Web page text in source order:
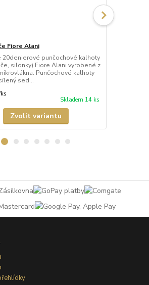
Fiore Alani
20denierové punčochové kalhoty
silonky) Fiore Alani vyrobené z
Punčochové kalhoty
sed...
ks
Skladem 14 ks
Zvolit variantu